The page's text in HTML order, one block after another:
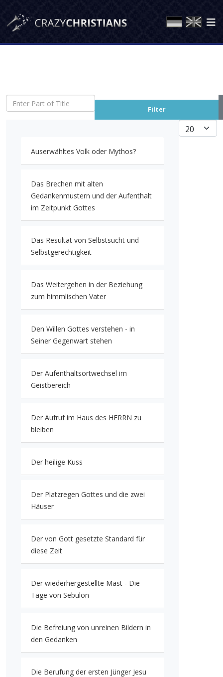
Enter Part of Title
Filter
Display #
Auserwähltes Volk oder Mythos?
Das Brechen mit alten
Gedankenmustern und der Aufenthalt
im Zeitpunkt Gottes
Das Resultat von Selbstsucht und
Selbstgerechtigkeit
Das Weitergehen in der Beziehung
zum himmlischen Vater
Den Willen Gottes verstehen - in
Seiner Gegenwart stehen
Der Aufenthaltsortwechsel im
Geistbereich
Der Aufruf im Haus des HERRN zu
bleiben
Der heilige Kuss
Der Platzregen Gottes und die zwei
Häuser
Der von Gott gesetzte Standard für
diese Zeit
Der wiederhergestellte Mast - Die
Tage von Sebulon
Die Befreiung von unreinen Bildern in
den Gedanken
Die Berufung der ersten Jünger Jesu